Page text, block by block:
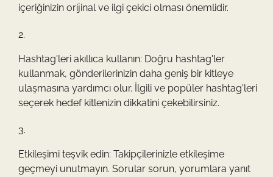
içeriğinizin orijinal ve ilgi çekici olması önemlidir.
Hashtag'leri akıllıca kullanın: Doğru hashtag'ler
kullanmak, gönderilerinizin daha geniş bir kitleye
ulaşmasına yardımcı olur. İlgili ve popüler hashtag'leri
seçerek hedef kitlenizin dikkatini çekebilirsiniz.
Etkileşimi teşvik edin: Takipçilerinizle etkileşime
geçmeyi unutmayın. Sorular sorun, yorumlara yanıt